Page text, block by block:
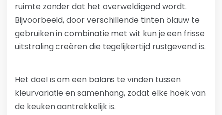
ruimte zonder dat het overweldigend wordt.
Bijvoorbeeld, door verschillende tinten blauw te
gebruiken in combinatie met wit kun je een frisse
uitstraling creëren die tegelijkertijd rustgevend is.
Het doel is om een balans te vinden tussen
kleurvariatie en samenhang, zodat elke hoek van
de keuken aantrekkelijk is.